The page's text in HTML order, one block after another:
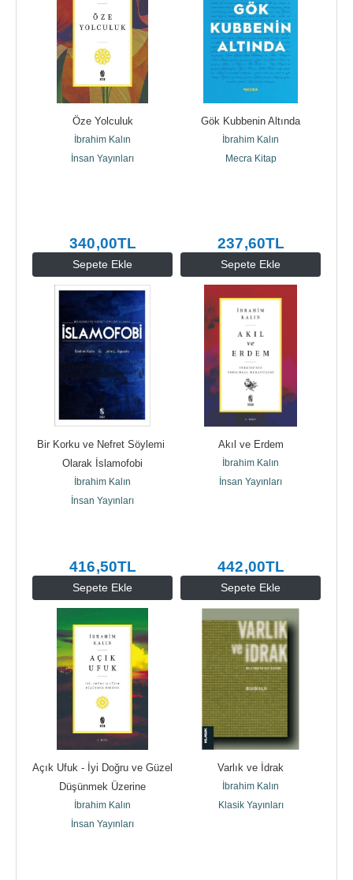
Sepete Ekle
Öze Yolculuk
İbrahim Kalın
İnsan Yayınları
340,00TL
Sepete Ekle
Gök Kubbenin Altında
İbrahim Kalın
Mecra Kitap
237,60TL
Sepete Ekle
Bir Korku ve Nefret Söylemi
Olarak İslamofobi
İbrahim Kalın
İnsan Yayınları
416,50TL
Sepete Ekle
Akıl ve Erdem
İbrahim Kalın
İnsan Yayınları
442,00TL
Açık Ufuk - İyi Doğru ve Güzel
Düşünmek Üzerine
İbrahim Kalın
İnsan Yayınları
Varlık ve İdrak
İbrahim Kalın
Klasik Yayınları